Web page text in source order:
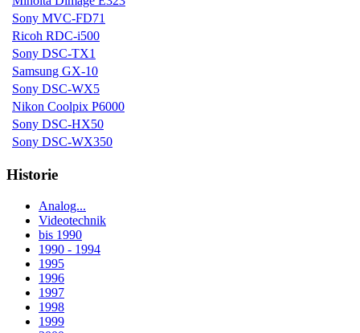
Sony MVC-FD71
Ricoh RDC-i500
Sony DSC-TX1
Samsung GX-10
Sony DSC-WX5
Nikon Coolpix P6000
Sony DSC-HX50
Sony DSC-WX350
Historie
Analog...
Videotechnik
bis 1990
1990 - 1994
1995
1996
1997
1998
1999